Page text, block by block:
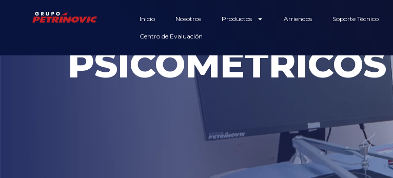
Inicio Nosotros Productos Arriendos Soporte Técnico
Centro de Evaluación
Equipos
PSICOMÉTRICOS